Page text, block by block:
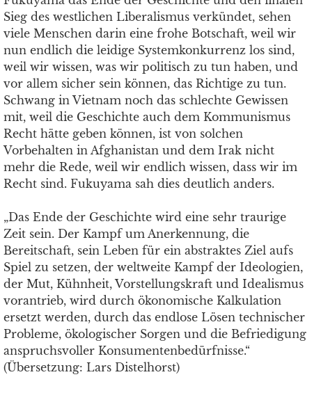
Sieg des westlichen Liberalismus verkündet, sehen
viele Menschen darin eine frohe Botschaft, weil wir
nun endlich die leidige Systemkonkurrenz los sind,
weil wir wissen, was wir politisch zu tun haben, und
vor allem sicher sein können, das Richtige zu tun.
Schwang in Vietnam noch das schlechte Gewissen
mit, weil die Geschichte auch dem Kommunismus
Recht hätte geben können, ist von solchen
Vorbehalten in Afghanistan und dem Irak nicht
mehr die Rede, weil wir endlich wissen, dass wir im
Recht sind. Fukuyama sah dies deutlich anders.
„Das Ende der Geschichte wird eine sehr traurige
Zeit sein. Der Kampf um Anerkennung, die
Bereitschaft, sein Leben für ein abstraktes Ziel aufs
Spiel zu setzen, der weltweite Kampf der Ideologien,
der Mut, Kühnheit, Vorstellungskraft und Idealismus
vorantrieb, wird durch ökonomische Kalkulation
ersetzt werden, durch das endlose Lösen technischer
Probleme, ökologischer Sorgen und die Befriedigung
anspruchsvoller Konsumentenbedürfnisse.“
(Übersetzung: Lars Distelhorst)